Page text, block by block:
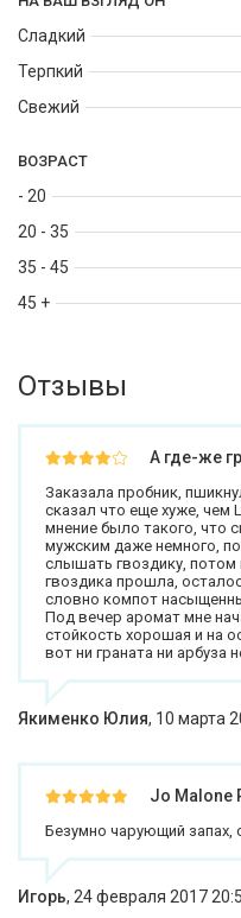
Сладкий
Терпкий
Свежий
ВОЗРАСТ
- 20
20 - 35
35 - 45
45 +
Отзывы
А где-же
Заказала пробник,
сказал что еще хуже, чем
мнение было такого, что
мужским даже немного,
слышать гвоздику, потом
гвоздика прошла,
словно компот
Под вечер аромат мне
стойкость хорошая и на
вот ни граната ни арбуза
Якименко Юлия, 10 марта
Jo Malone
Безумно чарующий
Игорь, 24 февраля 2017